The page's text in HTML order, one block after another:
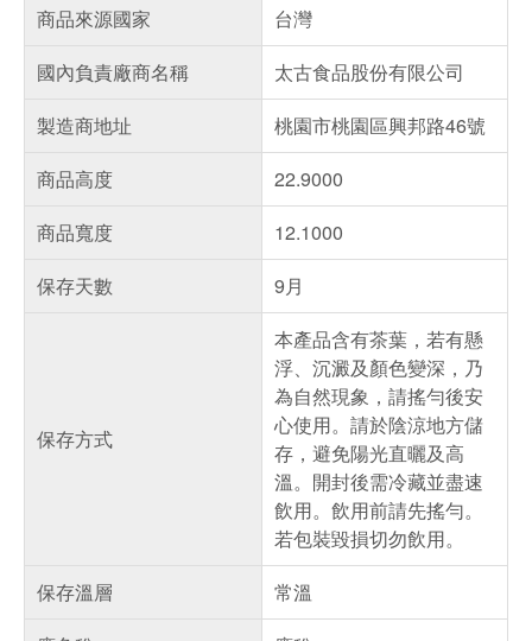
商品來源國家
台灣
國內負責廠商名稱
太古食品股份有限公司
製造商地址
桃園市桃園區興邦路46號
商品高度
22.9000
商品寬度
12.1000
保存天數
9月
保存方式
本產品含有茶葉，若有懸
浮、沉澱及顏色變深，乃
為自然現象，請搖勻後安
心使用。請於陰涼地方儲
存，避免陽光直曬及高
溫。開封後需冷藏並盡速
飲用。飲用前請先搖勻。
若包裝毀損切勿飲用。
保存溫層
常溫